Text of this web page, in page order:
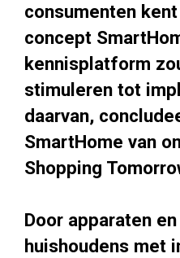
consumenten
concept
kennisplatform
stimuleren tot
daarvan,
SmartHome van
Shopping
Door apparaten
huishoudens met